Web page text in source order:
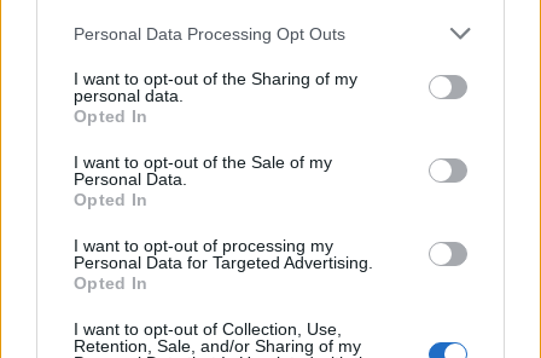
Please note that this website/app uses one or more Google
not limited to your visit or usage behaviour. You may click to
grant or deny consent to Google and its third-party tags to
use your data for below specified purposes in below Google
consent section.
Personal Data Processing Opt Outs
I want to opt-out of the Sharing of my
personal data.
Opted In
I want to opt-out of the Sale of my
Personal Data.
Opted In
I want to opt-out of processing my
Personal Data for Targeted Advertising.
Opted In
I want to opt-out of Collection, Use,
Retention, Sale, and/or Sharing of my
Continua a leggere